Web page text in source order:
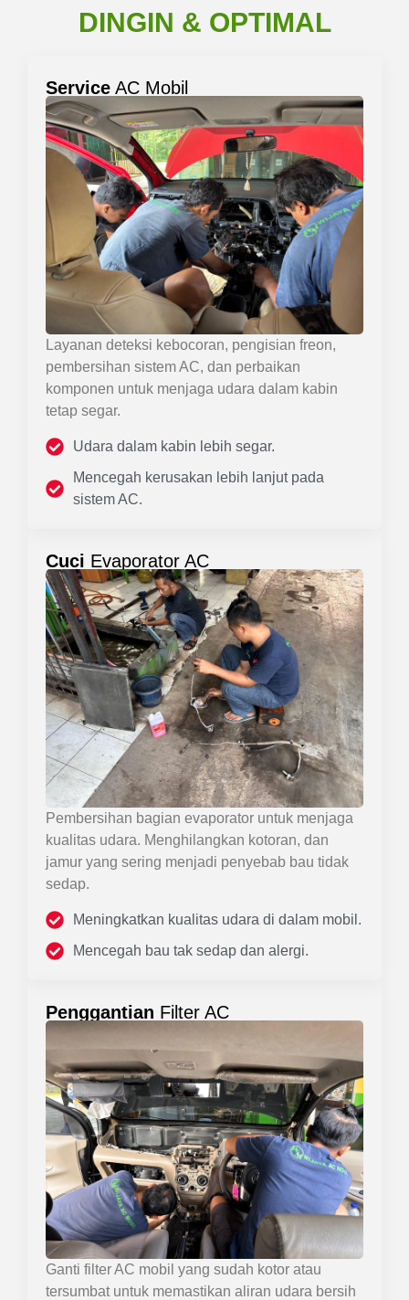
DINGIN & OPTIMAL
Service AC Mobil
Layanan deteksi kebocoran, pengisian freon,
pembersihan sistem AC, dan perbaikan
komponen untuk menjaga udara dalam kabin
tetap segar.
Udara dalam kabin lebih segar.
Mencegah kerusakan lebih lanjut pada
sistem AC.
Cuci Evaporator AC
Pembersihan bagian evaporator untuk menjaga
kualitas udara. Menghilangkan kotoran, dan
jamur yang sering menjadi penyebab bau tidak
sedap.
Meningkatkan kualitas udara di dalam mobil.
Mencegah bau tak sedap dan alergi.
Penggantian Filter AC
Ganti filter AC mobil yang sudah kotor atau
tersumbat untuk memastikan aliran udara bersih